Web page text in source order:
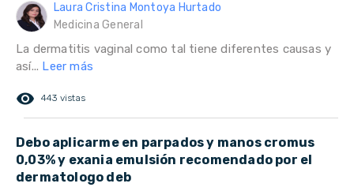
Laura Cristina Montoya Hurtado
Medicina General
La dermatitis vaginal como tal tiene diferentes causas y
así... Leer más
remove_red_eye 443 vistas
Debo aplicarme en parpados y manos cromus
0,03% y exania emulsión recomendado por el
dermatologo deb